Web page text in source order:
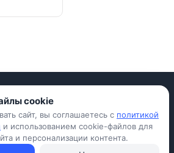
для iPhone
Avada Shop, 2026
Конфиденциальность
cookie
сайт, вы соглашаетесь с политикой
и использованием cookie-файлов для
и персонализации контента.